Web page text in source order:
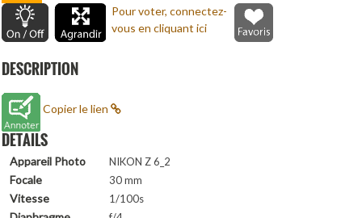
Pour voter, connectez-
vous en cliquant ici
DESCRIPTION
Copier le lien
DETAILS
Appareil Photo NIKON Z 6_2
Focale 30 mm
Vitesse 1/100s